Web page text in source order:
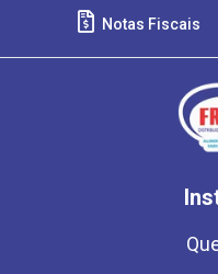
Notas Fiscais